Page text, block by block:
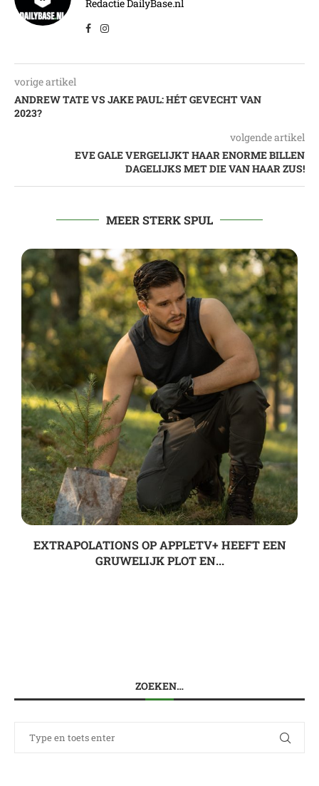
Redactie DailyBase.nl
vorige artikel
ANDREW TATE VS JAKE PAUL: HÉT GEVECHT VAN
2023?
volgende artikel
EVE GALE VERGELIJKT HAAR ENORME BILLEN
DAGELIJKS MET DIE VAN HAAR ZUS!
MEER STERK SPUL
EXTRAPOLATIONS OP APPLETV+ HEEFT EEN
GRUWELIJK PLOT EN...
ZOEKEN…